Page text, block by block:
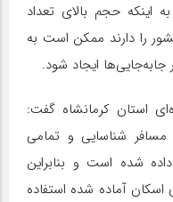
اینکه حجم بالای تعداد
را دارند ممکن است به
ایجاد شود.
استان کرمانشاه گفت:
شناسایی و تمامی
شده است و بنابراین
اسکان آماده شده استفاده